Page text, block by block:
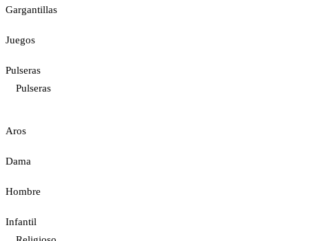
Gargantillas
Juegos
Pulseras
Pulseras
Aros
Dama
Hombre
Infantil